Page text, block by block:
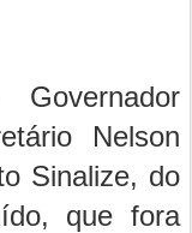
Nelson
Sinalize, do
que fora